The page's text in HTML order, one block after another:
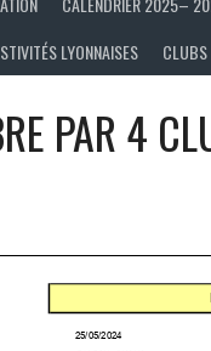
LYONNAISES CLUBS
PAR 4